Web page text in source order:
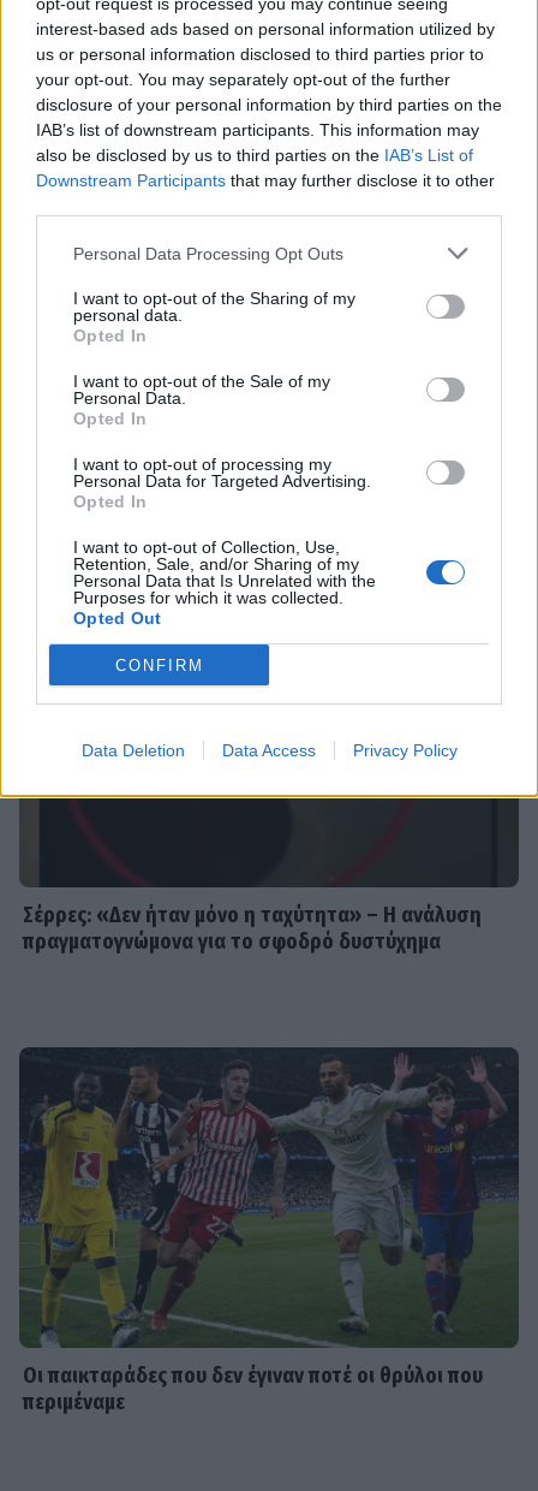
interest-based ads based on personal information utilized by
us or personal information disclosed to third parties prior to
your opt-out. You may separately opt-out of the further
disclosure of your personal information by third parties on the
IAB’s list of downstream participants. This information may
also be disclosed by us to third parties on the IAB’s List of
Downstream Participants that may further disclose it to other
Personal Data Processing Opt Outs
I want to opt-out of the Sharing of my
personal data.
Opted In
I want to opt-out of the Sale of my
Personal Data.
Opted In
I want to opt-out of processing my
Personal Data for Targeted Advertising.
Opted In
I want to opt-out of Collection, Use,
Retention, Sale, and/or Sharing of my
Personal Data that Is Unrelated with the
Purposes for which it was collected.
Opted Out
CONFIRM
Data Deletion Data Access Privacy Policy
Ασλάνογλου: «Για να γίνω μητέρα έκανα τρεις
εξωσωματικές – Με βοήθησε η πίστη μου»
Μαρίνα Ασλάνογλου: Η αποχή από την
τηλεόραση και η μητρότητα
Porto Leone
αποκλειστική συνέντευξη
DPG NETWORK
Σέρρες: «Δεν ήταν μόνο η ταχύτητα» – Η ανάλυση
πραγματογνώμονα για το σφοδρό δυστύχημα
Οι παικταράδες που δεν έγιναν ποτέ οι θρύλοι που
περιμέναμε